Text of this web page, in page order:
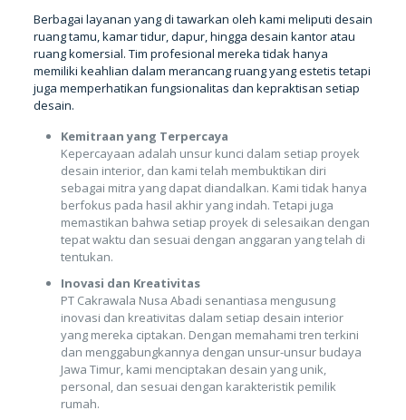
Berbagai layanan yang di tawarkan oleh kami meliputi desain
ruang tamu, kamar tidur, dapur, hingga desain kantor atau
ruang komersial. Tim profesional mereka tidak hanya
memiliki keahlian dalam merancang ruang yang estetis tetapi
juga memperhatikan fungsionalitas dan kepraktisan setiap
desain.
Kemitraan yang Terpercaya
Kepercayaan adalah unsur kunci dalam setiap proyek
desain interior, dan kami telah membuktikan diri
sebagai mitra yang dapat diandalkan. Kami tidak hanya
berfokus pada hasil akhir yang indah. Tetapi juga
memastikan bahwa setiap proyek di selesaikan dengan
tepat waktu dan sesuai dengan anggaran yang telah di
tentukan.
Inovasi dan Kreativitas
PT Cakrawala Nusa Abadi senantiasa mengusung
inovasi dan kreativitas dalam setiap desain interior
yang mereka ciptakan. Dengan memahami tren terkini
dan menggabungkannya dengan unsur-unsur budaya
Jawa Timur, kami menciptakan desain yang unik,
personal, dan sesuai dengan karakteristik pemilik
rumah.